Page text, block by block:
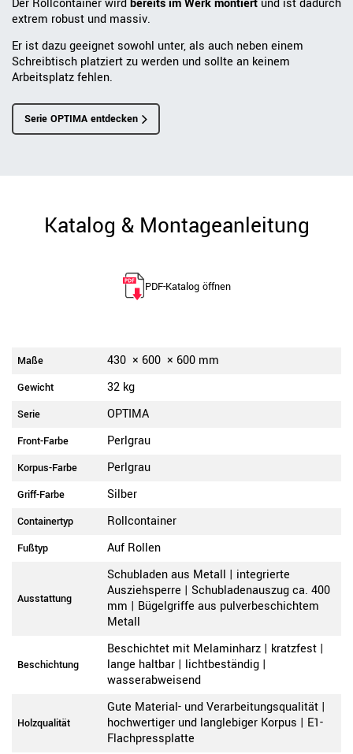
Der Rollcontainer wirdbereits im Werk montiert und ist dadurch
extrem robust und massiv.
Er ist dazu geeignet sowohl unter, als auch neben einem
Schreibtisch platziert zu werden und sollte an keinem
Arbeitsplatz fehlen.
Serie OPTIMA entdecken
Katalog & Montageanleitung
PDF-Katalog öffnen
Maße 430 × 600 × 600 mm
Gewicht 32 kg
Serie OPTIMA
Front-Farbe Perlgrau
Korpus-Farbe Perlgrau
Griff-Farbe Silber
Containertyp Rollcontainer
Fußtyp Auf Rollen
Ausstattung
Schubladen aus Metall | integrierte
Ausziehsperre | Schubladenauszug ca. 400
mm | Bügelgriffe aus pulverbeschichtem
Metall
Beschichtung
Beschichtet mit Melaminharz | kratzfest |
lange haltbar | lichtbeständig |
wasserabweisend
Holzqualität
Gute Material- und Verarbeitungsqualität |
hochwertiger und langlebiger Korpus | E1-
Flachpressplatte